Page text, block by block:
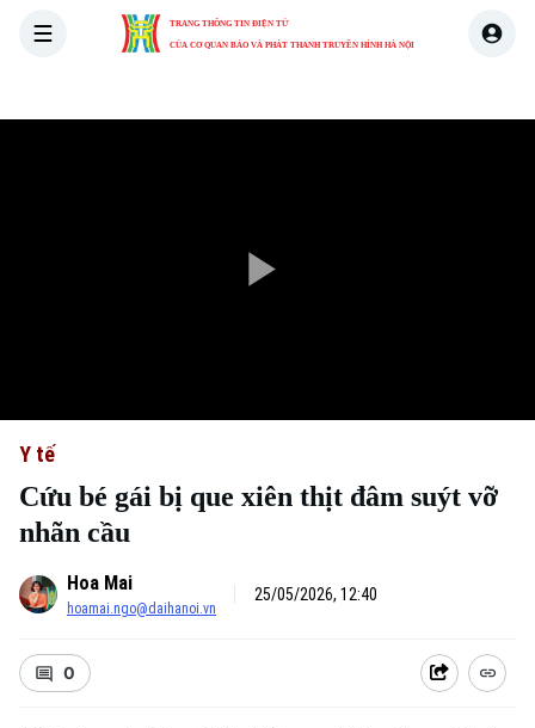
TRANG THÔNG TIN ĐIỆN TỬ
CỦA CƠ QUAN BÁO VÀ PHÁT THANH TRUYỀN HÌNH HÀ NỘI
Y tế
Cứu bé gái bị que xiên thịt đâm suýt vỡ
nhãn cầu
Hoa Mai
hoamai.ngo@daihanoi.vn
25/05/2026, 12:40
0